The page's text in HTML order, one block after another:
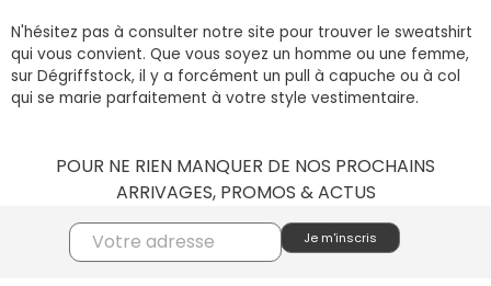
N'hésitez pas à consulter notre site pour trouver le sweatshirt
qui vous convient. Que vous soyez un homme ou une femme,
sur Dégriffstock, il y a forcément un pull à capuche ou à col
qui se marie parfaitement à votre style vestimentaire.
POUR NE RIEN MANQUER DE NOS PROCHAINS
ARRIVAGES, PROMOS & ACTUS